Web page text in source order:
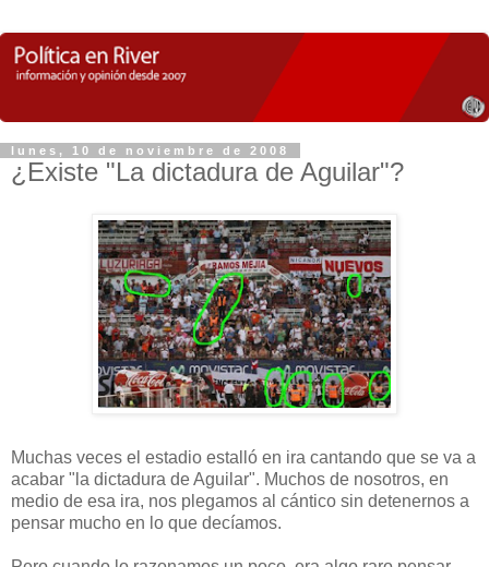
lunes, 10 de noviembre de 2008
¿Existe "La dictadura de Aguilar"?
Muchas veces el estadio estalló en ira cantando que se va a
acabar "la dictadura de Aguilar". Muchos de nosotros, en
medio de esa ira, nos plegamos al cántico sin detenernos a
pensar mucho en lo que decíamos.